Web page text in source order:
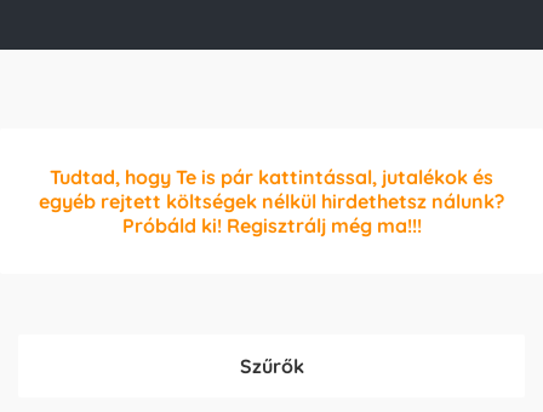
Tudtad, hogy Te is pár kattintással, jutalékok és
egyéb rejtett költségek nélkül hirdethetsz nálunk?
Próbáld ki! Regisztrálj még ma!!!
Szűrők